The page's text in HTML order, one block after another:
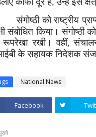
,
संगोष्ठी को राष्ट्रीय
संबोधित किया। संगोष्ठी
रूपरेखा रखी। वहीं,
के सहायक निदेशक
National News
Facebook